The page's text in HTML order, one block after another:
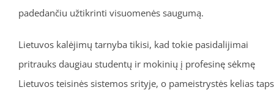
padedančiu užtikrinti visuomenės saugumą.
Lietuvos kalėjimų tarnyba tikisi, kad tokie pasidalijimai
pritrauks daugiau studentų ir mokinių į profesinę sėkmę
Lietuvos teisinės sistemos srityje, o pameistrystės kelias taps